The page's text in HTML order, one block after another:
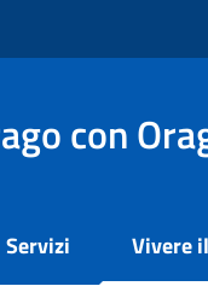
con
Servizi Vivere